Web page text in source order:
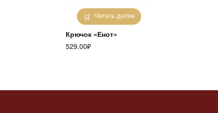
Читать далее
Крючок «Енот»
529.00₽